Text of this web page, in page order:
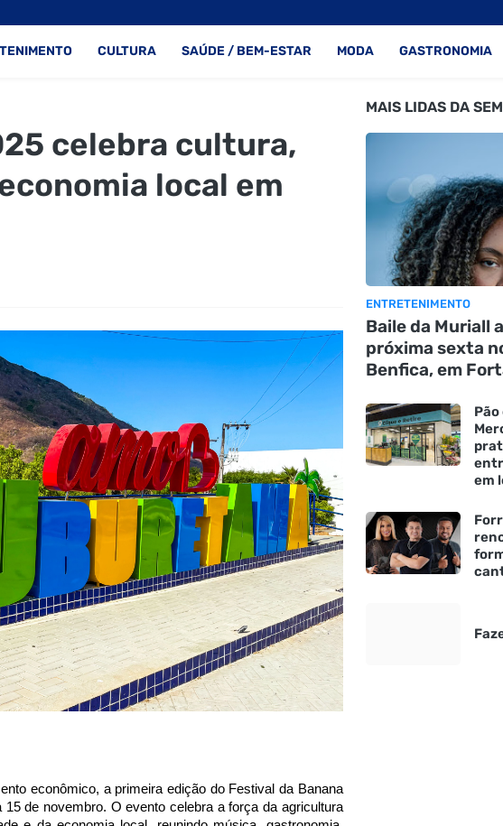
CULTURA SAÚDE / BEM-ESTAR MODA GASTRONOMIA
celebra cultura,
local em
econômico, a primeira edição do Festival da Banana
de novembro. O evento celebra a força da agricultura
MAIS LIDAS DA
ENTRETENIMENTO
Baile da Muriall
próxima sexta
Benfica, em
em